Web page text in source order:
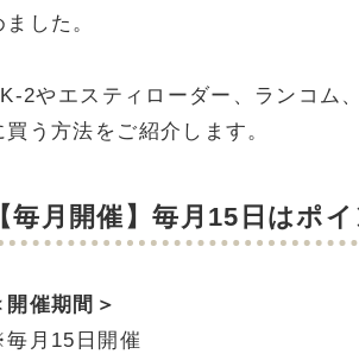
ました。
2やエスティローダー、ランコム
買う方法をご紹介します。
【毎月開催】毎月15日はポ
開催期間＞
月15日開催